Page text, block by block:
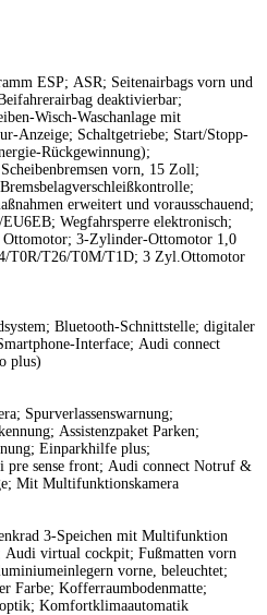
ESP; ASR; Seitenairbags vorn und
deaktivierbar;
Wisch-Waschanlage mit
Anzeige; Schaltgetriebe; Start/Stopp-
Rückgewinnung);
vorn, 15 Zoll;
erweitert und vorausschauend;
Wegfahrsperre elektronisch;
3-Zylinder-Ottomotor 1,0
T0R/T26/T0M/T1D; 3 Zyl.Ottomotor
Bluetooth-Schnittstelle; digitaler
Interface; Audi connect
plus)
Spurverlassenswarnung;
Assistenzpaket Parken;
Einparkhilfe plus;
pre sense front; Audi connect Notruf &
Mit Multifunktionskamera
3-Speichen mit Multifunktion
Audi virtual cockpit; Fußmatten vorn
vorne, beleuchtet;
Farbe; Kofferraumbodenmatte;
Komfortklimaautomatik